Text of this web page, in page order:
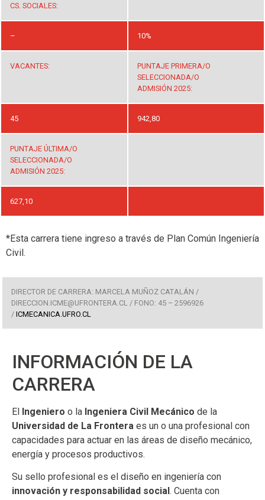
CS. SOCIALES:
– 10%
VACANTES:
PUNTAJE PRIMERA/O
SELECCIONADA/O
ADMISIÓN 2025:
45 942,80
PUNTAJE ÚLTIMA/O
SELECCIONADA/O
ADMISIÓN 2025:
627,10
*Esta carrera tiene ingreso a través de Plan Común Ingeniería
Civil.
DIRECTOR DE CARRERA: MARCELA MUÑOZ CATALÁN /
DIRECCION.ICME@UFRONTERA.CL / FONO: 45 – 2596926
/ ICMECANICA.UFRO.CL
INFORMACIÓN DE LA
CARRERA
El Ingeniero o la Ingeniera Civil Mecánico de la
Universidad de La Frontera es un o una profesional con
capacidades para actuar en las áreas de diseño mecánico,
energía y procesos productivos.
Su sello profesional es el diseño en ingeniería con
innovación y responsabilidad social. Cuenta con